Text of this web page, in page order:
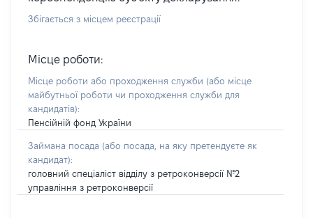
Збігається з місцем реєстрації
Місце роботи:
Місце роботи або проходження служби (або місце
майбутньої роботи чи проходження служби для
кандидатів):
Пенсійній фонд України
Займана посада (або посада, на яку претендуєте як
кандидат):
головний спеціаліст відділу з ретроконверсії №2
управління з ретроконверсії